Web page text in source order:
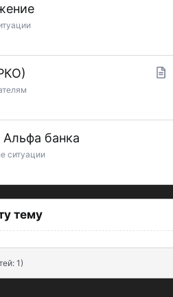
Альфа банка
ситуации
тему
1)